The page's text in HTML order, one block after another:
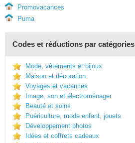
Promovacances
Puma
Codes et réductions par catégories
Mode, vêtements et bijoux
Maison et décoration
Voyages et vacances
Image, son et électroménager
Beauté et soins
Puériculture, mode enfant, jouets
Développement photos
Idées et coffrets cadeaux